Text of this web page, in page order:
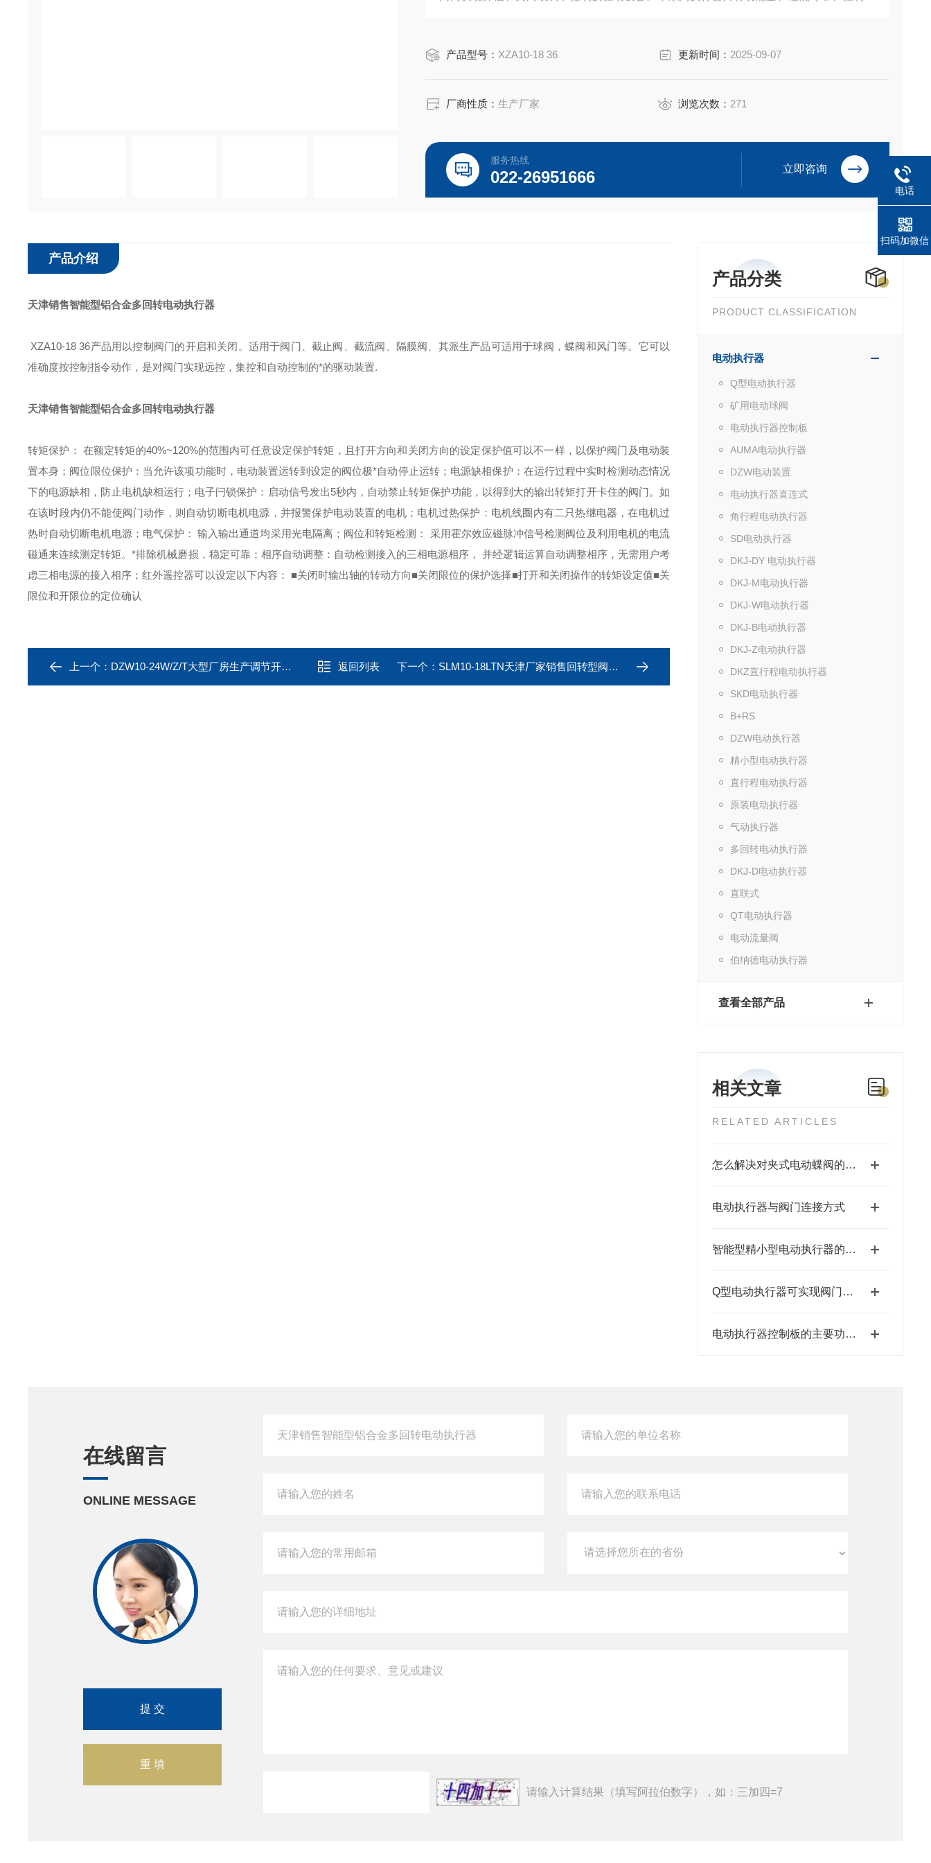
产品型号： XZA10-18 36 更新时间： 2025-09-07
厂商性质：生产厂家 浏览次数： 271
服务热线
022-26951666 立即咨询
产品分类
PRODUCT CLASSIFICATION
电动执行器
Q型电动执行器
矿用电动球阀
电动执行器控制板
AUMA电动执行器
DZW电动装置
电动执行器直连式
角行程电动执行器
SD电动执行器
DKJ-DY 电动执行器
DKJ-M电动执行器
DKJ-W电动执行器
DKJ-B电动执行器
DKJ-Z电动执行器
DKZ直行程电动执行器
SKD电动执行器
B+RS
DZW电动执行器
精小型电动执行器
直行程电动执行器
原装电动执行器
气动执行器
多回转电动执行器
DKJ-D电动执行器
直联式
QT电动执行器
电动流量阀
伯纳德电动执行器
查看全部产品
相关文章
RELATED ARTICLES
怎么解决对夹式电动蝶阀的故障问题
电动执行器与阀门连接方式
智能型精小型电动执行器的特点
Q型电动执行器可实现阀门的自动开启和关闭
电动执行器控制板的主要功能是接收外部控制信号
产品介绍
天津销售智能型铝合金多回转电动执行器
XZA10-18 36产品用以控制阀门的开启和关闭。适用于阀门、截止阀、截流阀、隔膜阀、其派生产品可适用于球阀，蝶阀和风门等。它可以
准确度按控制指令动作，是对阀门实现远控，集控和自动控制的*的驱动装置.
天津销售智能型铝合金多回转电动执行器
转矩保护： 在额定转矩的40%~120%的范围内可任意设定保护转矩，且打开方向和关闭方向的设定保护值可以不一样，以保护阀门及电动装
置本身； 阀位限位保护：当允许该项功能时，电动装置运转到设定的阀位极*自动停止运转； 电源缺相保护：在运行过程中实时检测动态情况
下的电源缺相，防止电机缺相运行； 电子闩锁保护：启动信号发出5秒内，自动禁止转矩保护功能，以得到大的输出转矩打开卡住的阀门。如
在该时段内仍不能使阀门动作，则自动切断电机电源，并报警保护电动装置的电机； 电机过热保护：电机线圈内有二只热继电器，在电机过
热时自动切断电机电源； 电气保护： 输入输出通道均采用光电隔离； 阀位和转矩检测： 采用霍尔效应磁脉冲信号检测阀位及利用电机的电流
磁通来连续测定转矩。*排除机械磨损，稳定可靠； 相序自动调整：自动检测接入的三相电源相序， 并经逻辑运算自动调整相序，无需用户考
虑三相电源的接入相序；红外遥控器可以设定以下内容： ■关闭时输出轴的转动方向■关闭限位的保护选择■打开和关闭操作的转矩设定值■关
限位和开限位的定位确认
上一个： DZW10-24W/Z/T大型厂房生产调节开关型电动执行器 返回列表 下一个： SLM10-18LTN天津厂家销售回转型阀门电动执行器
在线留言
ONLINE MESSAGE
请输入计算结果（填写阿拉伯数字），如：三加四=7
电话
扫码加微信